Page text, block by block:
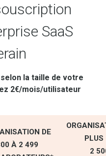
SaaS
la taille de votre
2€/mois/utilisateur
DE
À 2 499
PLUS
2